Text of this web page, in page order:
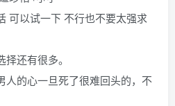
可以试一下 不行也不要太强求
还有很多。
人的心一旦死了很难回头的，不